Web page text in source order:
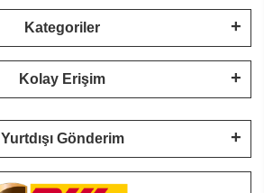
Kategoriler
Kolay Erişim
Yurtdışı Gönderim